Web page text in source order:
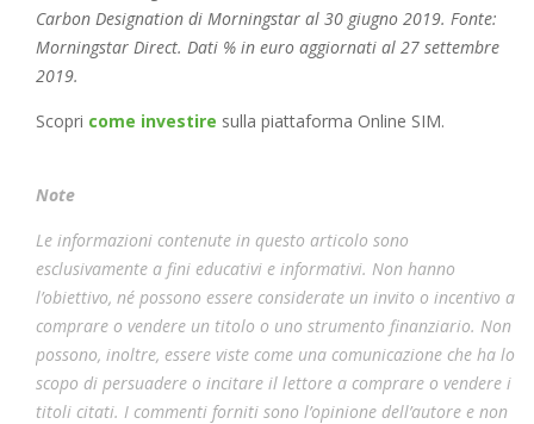
Carbon Designation di Morningstar al 30 giugno 2019. Fonte:
Morningstar Direct. Dati % in euro aggiornati al 27 settembre
2019.
Scopri come investire sulla piattaforma Online SIM.
Note
Le informazioni contenute in questo articolo sono
esclusivamente a fini educativi e informativi. Non hanno
l’obiettivo, né possono essere considerate un invito o incentivo a
comprare o vendere un titolo o uno strumento finanziario. Non
possono, inoltre, essere viste come una comunicazione che ha lo
scopo di persuadere o incitare il lettore a comprare o vendere i
titoli citati. I commenti forniti sono l’opinione dell’autore e non